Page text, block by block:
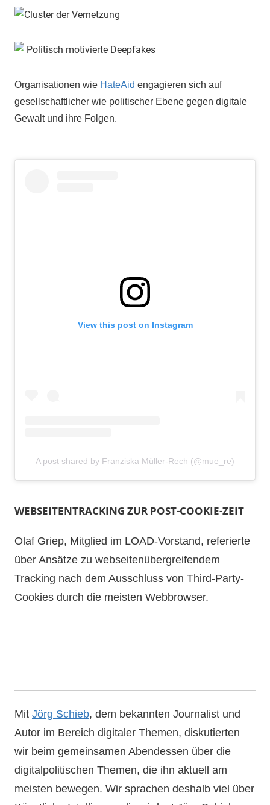
Organisationen wie HateAid engagieren sich auf
gesellschaftlicher wie politischer Ebene gegen digitale
Gewalt und ihre Folgen.
View this post on Instagram
A post shared by Franziska Müller-Rech (@mue_re)
WEBSEITENTRACKING ZUR POST-COOKIE-ZEIT
Olaf Griep, Mitglied im LOAD-Vorstand, referierte
über Ansätze zu webseitenübergreifendem
Tracking nach dem Ausschluss von Third-Party-
Cookies durch die meisten Webbrowser.
Mit Jörg Schieb, dem bekannten Journalist und
Autor im Bereich digitaler Themen, diskutierten
wir beim gemeinsamen Abendessen über die
digitalpolitischen Themen, die ihn aktuell am
meisten bewegen. Wir sprachen deshalb viel über